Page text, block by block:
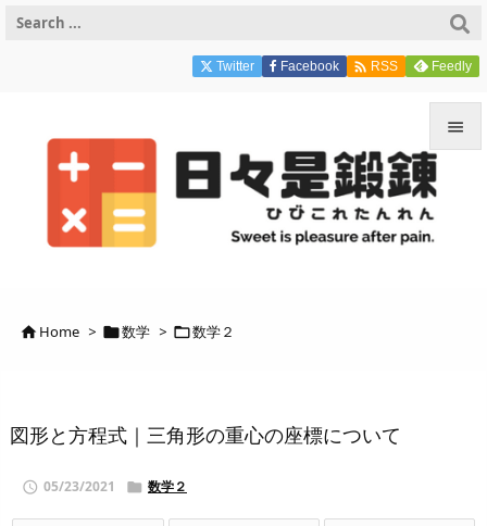

Twitter Facebook  RSS Feedly
Home > 数学 > 数学２
図形と方程式｜三角形の重心の座標について
 05/23/2021  数学２